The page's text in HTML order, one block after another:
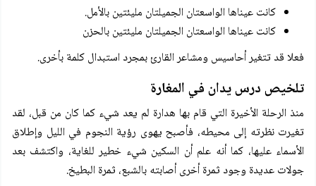
كانت عيناها الواسعتان الجميلتان مليئتين بالأمل.
كانت عيناها الواسعتان الجميلتان مليئتين بالحزن
فعلا قد تتغير أحاسيس ومشاعر القارئ بمجرد استبدال كلمة بأخرى.
تلخيص درس يدان في المغارة
منذ الرحلة الأخيرة التي قام بها هدارة لم يعد شيء كما كان من قبل، لقد
تغيرت نظرته إلى محيطه، فأصبح يهوى رؤية النجوم في الليل وإطلاق
الأسماء عليها، كما أنه علم أن السكين شيء خطير للغاية، واكتشف بعد
جولات عديدة وجود ثمرة أخرى أصابته بالشبع، ثمرة البطيخ.